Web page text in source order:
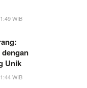
WIB
Unik
WIB